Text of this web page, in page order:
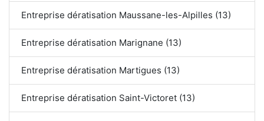
Entreprise dératisation Maussane-les-Alpilles (13)
Entreprise dératisation Marignane (13)
Entreprise dératisation Martigues (13)
Entreprise dératisation Saint-Victoret (13)